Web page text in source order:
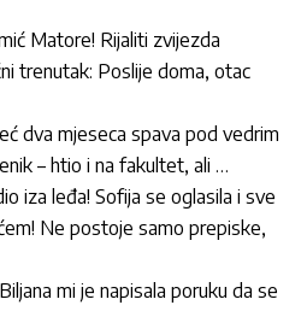
Matore! Rijaliti zvijezda
trenutak: Poslije doma, otac
dva mjeseca spava pod vedrim
– htio i na fakultet, ali …
iza leđa! Sofija se oglasila i sve
Ne postoje samo prepiske,
mi je napisala poruku da se